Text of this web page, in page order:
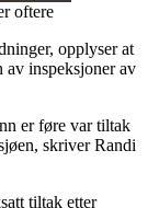
oftere
opplyser at
av inspeksjoner av
er føre var tiltak
skriver Randi
tiltak etter